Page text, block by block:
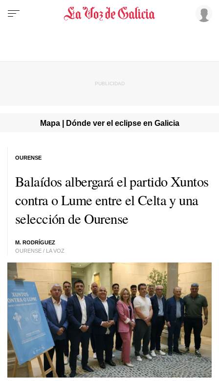
Mapa | Dónde ver el eclipse en Galicia
Balaídos albergará el partido Xuntos
contra o Lume entre el Celta y una
selección de Ourense
M. RODRÍGUEZ
OURENSE / LA VOZ
OURENSE